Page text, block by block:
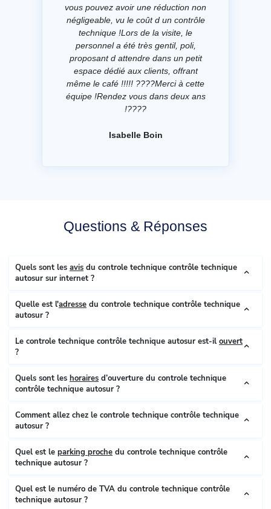
vous pouvez avoir une réduction non
négligeable, vu le coût d un contrôle
technique !Lors de la visite, le
personnel a été très gentil, poli,
proposant d attendre dans un petit
espace dédié aux clients, offrant
même le café !!!!! ????Merci à cette
équipe !Rendez vous dans deux ans
!????
Isabelle Boin
Questions & Réponses
Quels sont les avis du controle technique contrôle technique
autosur sur internet ?
Quelle est l'adresse du controle technique contrôle technique
autosur ?
Le controle technique contrôle technique autosur est-il ouvert
?
Quels sont les horaires d’ouverture du controle technique
contrôle technique autosur ?
Comment allez chez le controle technique contrôle technique
autosur ?
Quel est le parking proche du controle technique contrôle
technique autosur ?
Quel est le numéro de TVA du controle technique contrôle
technique autosur ?